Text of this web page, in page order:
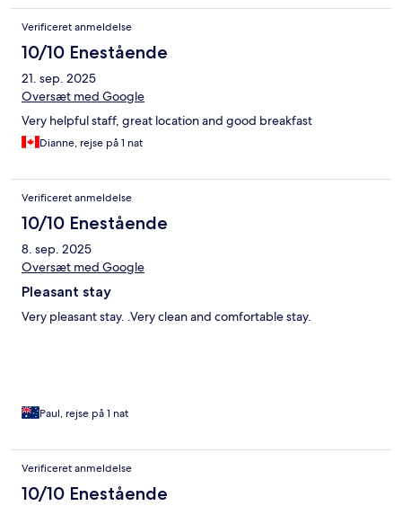
Verificeret anmeldelse
10/10 Enestående
21. sep. 2025
Oversæt med Google
Very helpful staff, great location and good breakfast
Dianne, rejse på 1 nat
Verificeret anmeldelse
10/10 Enestående
8. sep. 2025
Oversæt med Google
Pleasant stay
Very pleasant stay. .Very clean and comfortable stay.
Paul, rejse på 1 nat
Verificeret anmeldelse
10/10 Enestående